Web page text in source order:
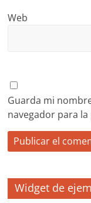
Web
Guarda mi
navegador para
Widget de